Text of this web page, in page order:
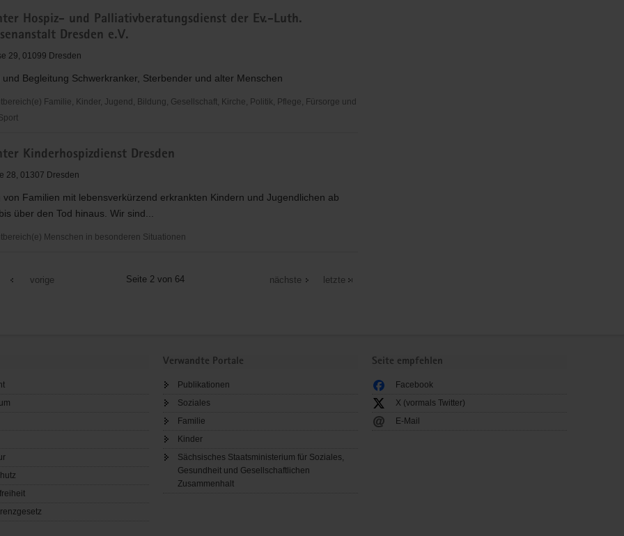
Hospiz- und Palliativberatungsdienst der Ev.-Luth.
Dresden e.V.
29, 01099 Dresden
und Begleitung Schwerkranker, Sterbender und alter Menschen
Familie, Kinder, Jugend, Bildung, Gesellschaft, Kirche, Politik, Pflege, Fürsorge und
Kinderhospizdienst Dresden
28, 01307 Dresden
von Familien mit lebensverkürzend erkrankten Kindern und Jugendlichen ab
über den Tod hinaus. Wir sind...
Menschen in besonderen Situationen
vorige Seite 2 von 64 nächste letzte
Verwandte Portale
Publikationen
Soziales
Familie
Kinder
Sächsisches Staatsministerium für Soziales,
Gesundheit und Gesellschaftlichen
Zusammenhalt
Seite empfehlen
Facebook
X (vormals Twitter)
E-Mail